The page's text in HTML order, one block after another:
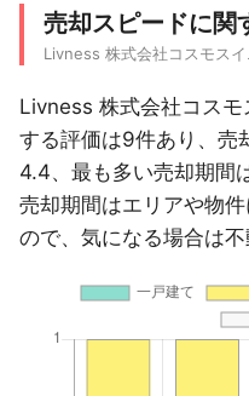
売却スピードに関
Livness 株式会社コスモスイ
Livness 株式会社コス
する評価は9件あり、売
4.4、最も多い売却期間
売却期間はエリアや物
ので、気になる場合は不